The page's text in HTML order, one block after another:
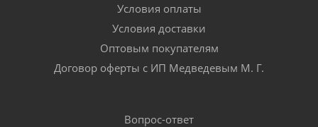
Условия оплаты
Условия доставки
Оптовым покупателям
Договор оферты с ИП Медведевым М. Г.
Вопрос-ответ